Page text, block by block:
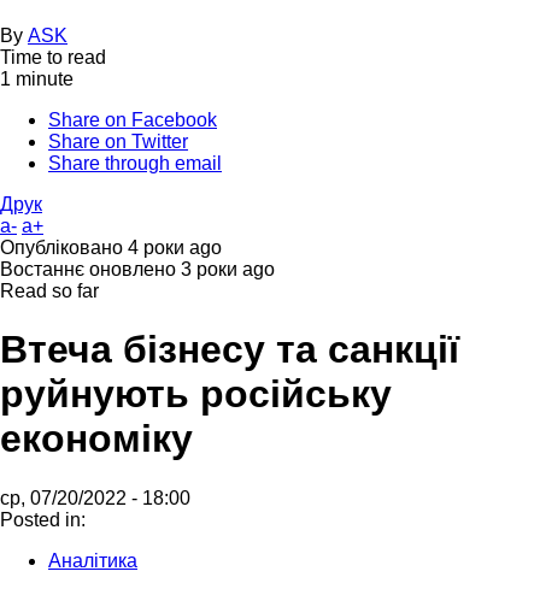
By ASK
Time to read
1 minute
Share on Facebook
Share on Twitter
Share through email
Друк
a- a+
Опубліковано 4 роки ago
Востаннє оновлено 3 роки ago
Read so far
Втеча бізнесу та санкції
руйнують російську
економіку
ср, 07/20/2022 - 18:00
Posted in:
Аналітика